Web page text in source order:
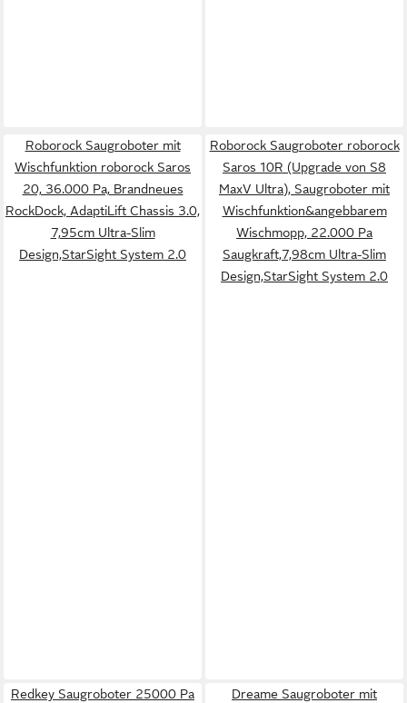
Roborock Saugroboter mit
Wischfunktion roborock Saros
20, 36.000 Pa, Brandneues
RockDock, AdaptiLift Chassis 3.0,
7,95cm Ultra-Slim
Design,StarSight System 2.0
Roborock Saugroboter roborock
Saros 10R (Upgrade von S8
MaxV Ultra), Saugroboter mit
Wischfunktion&angebbarem
Wischmopp, 22.000 Pa
Saugkraft,7,98cm Ultra-Slim
Design,StarSight System 2.0
Redkey Saugroboter 25000 Pa
Dreame Saugroboter mit